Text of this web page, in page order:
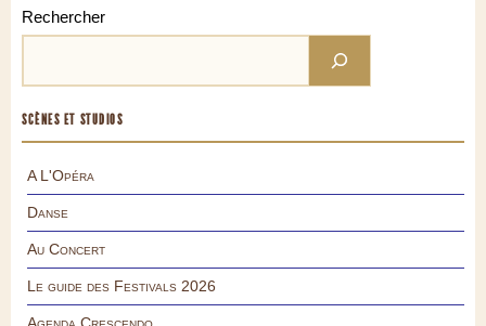
Rechercher
SCÈNES ET STUDIOS
A L'Opéra
Danse
Au Concert
Le guide des Festivals 2026